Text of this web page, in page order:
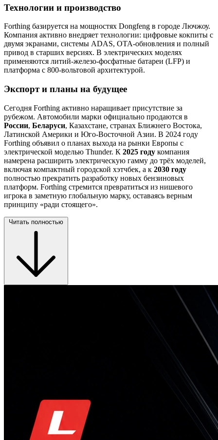
Технологии и производство
Forthing базируется на мощностях Dongfeng в городе Лючжоу.
Компания активно внедряет технологии: цифровые кокпиты с
двумя экранами, системы ADAS, OTA-обновления и полный
привод в старших версиях. В электрических моделях
применяются литий-железо-фосфатные батареи (LFP) и
платформа с 800-вольтовой архитектурой.
Экспорт и планы на будущее
Сегодня Forthing активно наращивает присутствие за
рубежом. Автомобили марки официально продаются в
России, Беларуси, Казахстане, странах Ближнего Востока,
Латинской Америки и Юго-Восточной Азии. В 2024 году
Forthing объявил о планах выхода на рынки Европы с
электрической моделью Thunder. К 2025 году компания
намерена расширить электрическую гамму до трёх моделей,
включая компактный городской хэтчбек, а к 2030 году
полностью прекратить разработку новых бензиновых
платформ. Forthing стремится превратиться из нишевого
игрока в заметную глобальную марку, оставаясь верным
принципу «ради стоящего».
Читать полностью